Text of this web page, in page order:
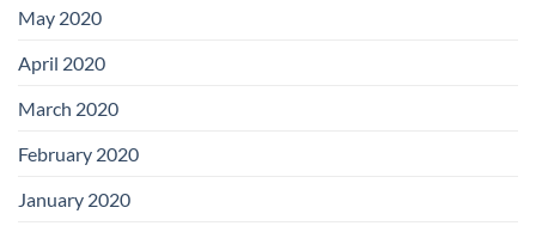
May 2020
April 2020
March 2020
February 2020
January 2020